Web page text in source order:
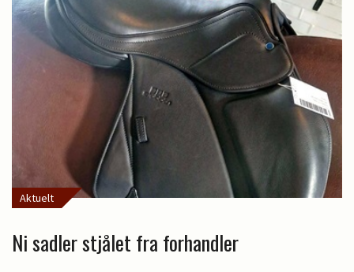
Aktuelt
Ni sadler stjålet fra forhandler